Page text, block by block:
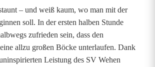
– und weiß kaum, wo man mit der
soll. In der ersten halben Stunde
zufrieden sein, dass den
allzu großen Böcke unterlaufen. Dank
Leistung des SV Wehen